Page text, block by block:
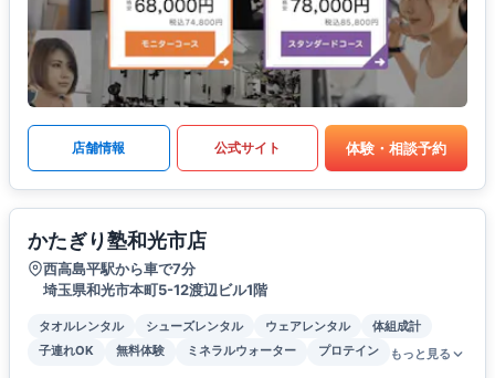
店舗情報 公式サイト 体験・相談予約
かたぎり塾和光市店
西高島平駅から車で7分
埼玉県和光市本町5-12渡辺ビル1階
タオルレンタル シューズレンタル ウェアレンタル
体組成計
子連れOK
無料体験 ミネラルウォーター プロテイン もっと見る